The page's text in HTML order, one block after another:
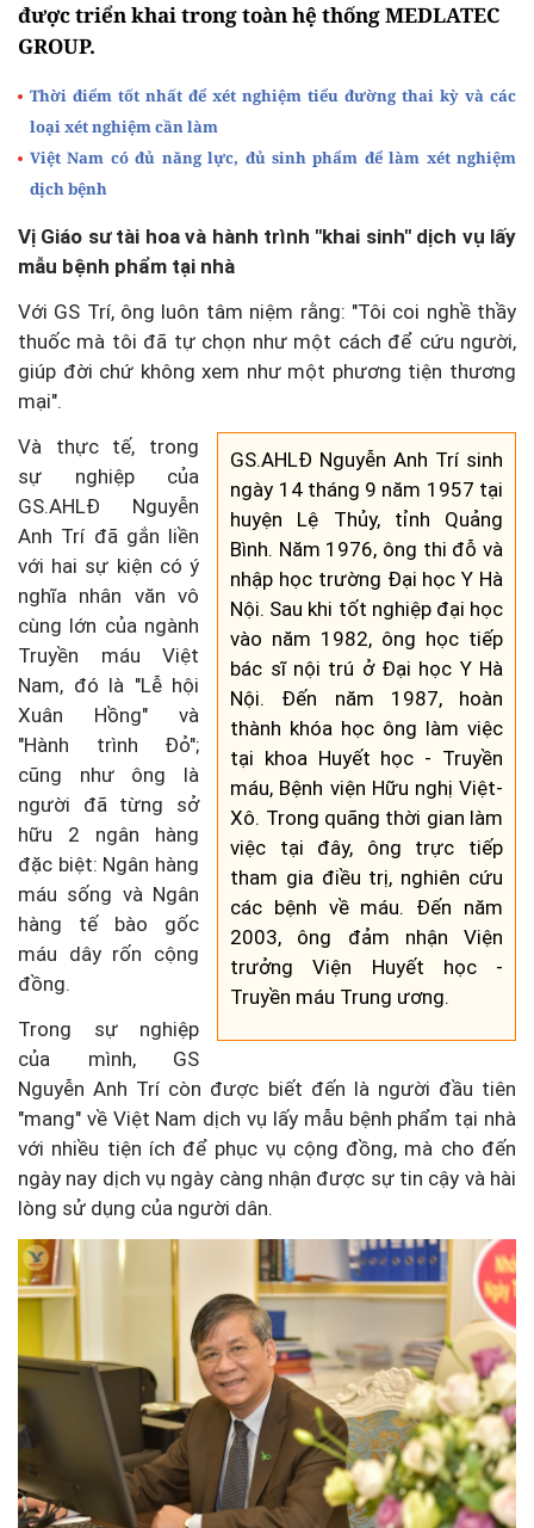
được triển khai trong toàn hệ thống MEDLATEC
GROUP.
Thời điểm tốt nhất để xét nghiệm tiểu đường thai kỳ và các
loại xét nghiệm cần làm
Việt Nam có đủ năng lực, đủ sinh phẩm để làm xét nghiệm
dịch bệnh
Vị Giáo sư tài hoa và hành trình "khai sinh" dịch vụ lấy
mẫu bệnh phẩm tại nhà
Với GS Trí, ông luôn tâm niệm rằng: "Tôi coi nghề thầy
thuốc mà tôi đã tự chọn như một cách để cứu người,
giúp đời chứ không xem như một phương tiện thương
mại".
GS.AHLĐ Nguyễn Anh Trí sinh
ngày 14 tháng 9 năm 1957 tại
huyện Lệ Thủy, tỉnh Quảng
Bình. Năm 1976, ông thi đỗ và
nhập học trường Đại học Y Hà
Nội. Sau khi tốt nghiệp đại học
vào năm 1982, ông học tiếp
bác sĩ nội trú ở Đại học Y Hà
Nội. Đến năm 1987, hoàn
thành khóa học ông làm việc
tại khoa Huyết học - Truyền
máu, Bệnh viện Hữu nghị Việt-
Xô. Trong quãng thời gian làm
việc tại đây, ông trực tiếp
tham gia điều trị, nghiên cứu
các bệnh về máu. Đến năm
2003, ông đảm nhận Viện
trưởng Viện Huyết học -
Truyền máu Trung ương.
Và thực tế, trong
sự nghiệp của
GS.AHLĐ Nguyễn
Anh Trí đã gắn liền
với hai sự kiện có ý
nghĩa nhân văn vô
cùng lớn của ngành
Truyền máu Việt
Nam, đó là "Lễ hội
Xuân Hồng" và
"Hành trình Đỏ";
cũng như ông là
người đã từng sở
hữu 2 ngân hàng
đặc biệt: Ngân hàng
máu sống và Ngân
hàng tế bào gốc
máu dây rốn cộng
đồng.
Trong sự nghiệp
của mình, GS
Nguyễn Anh Trí còn được biết đến là người đầu tiên
"mang" về Việt Nam dịch vụ lấy mẫu bệnh phẩm tại nhà
với nhiều tiện ích để phục vụ cộng đồng, mà cho đến
ngày nay dịch vụ ngày càng nhận được sự tin cậy và hài
lòng sử dụng của người dân.